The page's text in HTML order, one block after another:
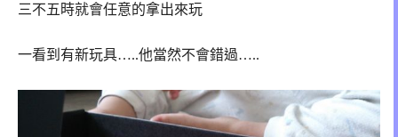
三不五時就會任意的拿出來玩
一看到有新玩具…..他當然不會錯過…..